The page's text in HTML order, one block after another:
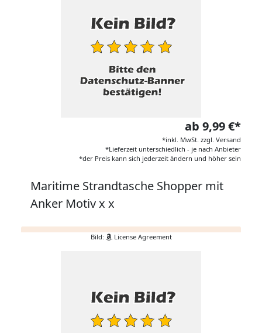
ab 9,99 €*
*inkl. MwSt. zzgl. Versand
*Lieferzeit unterschiedlich - je nach Anbieter
*der Preis kann sich jederzeit ändern und höher sein
Maritime Strandtasche Shopper mit
Anker Motiv x x
Bild: License Agreement